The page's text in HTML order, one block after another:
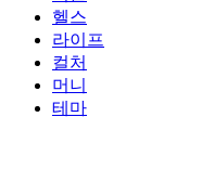
헬스
라이프
컬처
머니
테마